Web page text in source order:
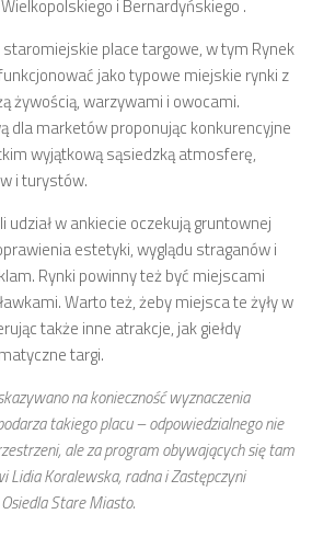
i Bernardyńskiego .
place targowe, w tym Rynek
jako typowe miejskie rynki z
żywością, warzywami i owocami.
dla marketów proponując konkurencyjne
wyjątkową sąsiedzką atmosferę,
i turystów.
udział w ankiecie oczekują gruntownej
estetyki, wyglądu straganów i
Rynki powinny też być miejscami
Warto też, żeby miejsca te żyły w
także inne atrakcje, jak giełdy
targi.
na konieczność wyznaczenia
takiego placu – odpowiedzialnego nie
ale za program obywających się tam
Lidia Koralewska, radna i Zastępczyni
Stare Miasto.